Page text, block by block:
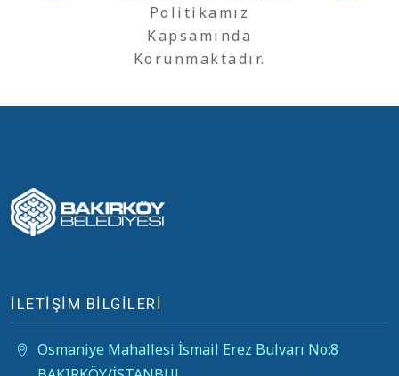
Politikamız
Kapsamında
Korunmaktadır.
İLETİŞİM BİLGİLERİ
Osmaniye Mahallesi İsmail Erez Bulvarı No:8